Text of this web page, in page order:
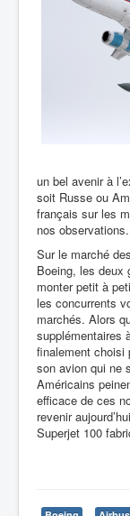
un bel avenir à
soit Russe ou
français sur les
nos observations.
Sur le marché
Boeing, les deux
monter petit à
les concurrents
marchés. Alors
supplémentaires
finalement choisi
son avion qui ne
Américains
efficace de ces
revenir
Superjet 100